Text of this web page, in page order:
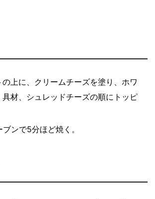
の上に、クリームチーズを塗り、ホワ
具材、シュレッドチーズの順にトッピ
ンで5分ほど焼く。